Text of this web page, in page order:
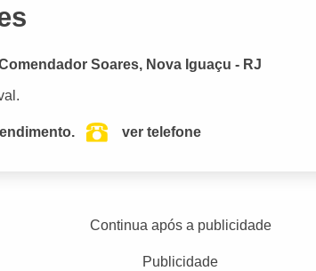
Soares, Nova Iguaçu - RJ
ver telefone
Continua após a publicidade
Publicidade